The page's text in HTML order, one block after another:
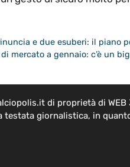
e due esuberi: il piano
mercato a gennaio: c’è un
di proprietà di WEB
testata giornalistica, in